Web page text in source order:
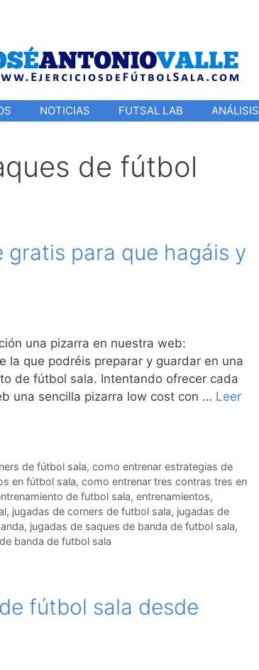
NOTICIAS FUTSAL LAB ANÁLISIS
de fútbol
para que hagáis y
una pizarra en nuestra web:
que podréis preparar y guardar en una
de fútbol sala. Intentando ofrecer cada
una sencilla pizarra low cost con … Leer
de fútbol sala, como entrenar estrategias de
en fútbol sala, como entrenar tres contras tres en
de futbol sala, entrenamientos,
, jugadas de corners de futbol sala, jugadas de
, jugadas de saques de banda de futbol sala,
banda de futbol sala
fútbol sala desde